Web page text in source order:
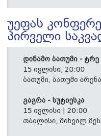
უეფას
პირველი
დინამო ბათუმი - ტრე
15 ივლისი, 20:00
ბათუმი, ბათუმი არენა
გაგრა - სუტიესკა
15 ივლისი | 20:00
თბილისი, მიხეილ